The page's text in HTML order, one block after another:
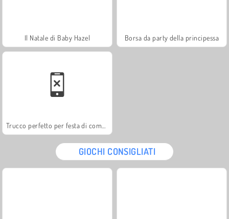
Il Natale di Baby Hazel Borsa da party della principessa
GIOCHI CONSIGLIATI